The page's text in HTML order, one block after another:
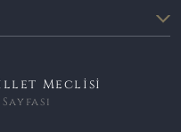
Meclisi